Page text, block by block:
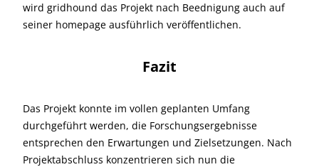
wird gridhound das Projekt nach Beednigung auch auf
seiner homepage ausführlich veröffentlichen.
Fazit
Das Projekt konnte im vollen geplanten Umfang
durchgeführt werden, die Forschungsergebnisse
entsprechen den Erwartungen und Zielsetzungen. Nach
Projektabschluss konzentrieren sich nun die